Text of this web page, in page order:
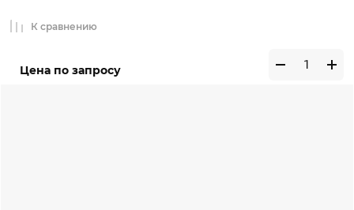
Цена по запросу
К сравнению